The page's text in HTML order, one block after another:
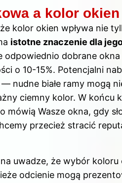
a kolor okien
kolor okien wpływa nie
istotne znaczenie dla
odpowiednio dobrane
o 10-15%. Potencjalni
— nudne białe ramy mogą
ciemny kolor. W końcu
mówią Wasze okna, gdy
przecież stracić
uwadze, że wybór koloru
odcienie mogą